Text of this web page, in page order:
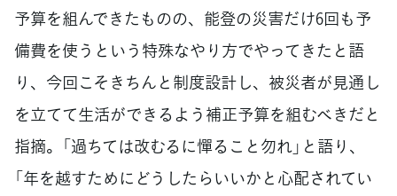
予算を組んできたものの、能登の災害だけ6回も予
備費を使うという特殊なやり方でやってきたと語
り、今回こそきちんと制度設計し、被災者が見通し
を立てて生活ができるよう補正予算を組むべきだと
指摘。「過ちては改むるに憚ること勿れ」と語り、
「年を越すためにどうしたらいいかと心配されてい